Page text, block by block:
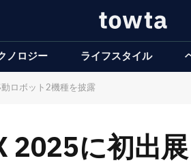
ノロジー ライフスタイル
ロボット2機種を披露
2025に初出